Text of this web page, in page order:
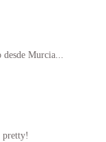
Murcia...
pretty!